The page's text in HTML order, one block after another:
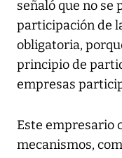
señaló que no se
participación de
obligatoria,
principio de
empresas
Este empresario
mecanismos,